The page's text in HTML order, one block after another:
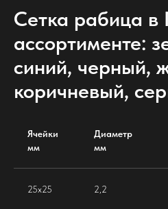
Сетка рабица в
ассортименте:
синий, черный,
коричневый,
Ячейки
мм
Диаметр
мм
25х25 2,2